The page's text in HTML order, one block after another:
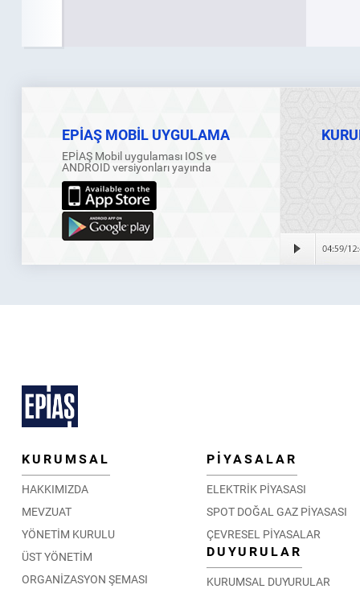
EPİAŞ MOBİL UYGULAMA
EPİAŞ Mobil uygulaması IOS ve
ANDROID versiyonları yayında
KURUMSAL
HAKKIMIZDA
MEVZUAT
YÖNETİM KURULU
ÜST YÖNETİM
ORGANİZASYON ŞEMASI
PİYASALAR
ELEKTRİK PİYASASI
SPOT DOĞAL GAZ PİYASASI
ÇEVRESEL PİYASALAR
DUYURULAR
KURUMSAL DUYURULAR